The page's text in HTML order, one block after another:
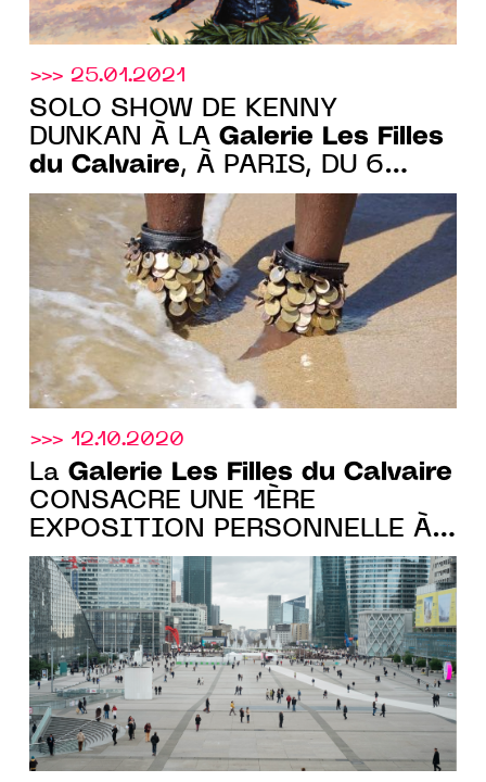
>>> 25.01.2021
SOLO SHOW DE KENNY
DUNKAN À LA Galerie Les Filles
du Calvaire, À PARIS, DU 6
MARS AU 22 MAI 2021
>>> 12.10.2020
La Galerie Les Filles du Calvaire
CONSACRE UNE 1ÈRE
EXPOSITION PERSONNELLE À
L'ARTISTE PAULIEN OLTHETEN,
JUSQU'AU 20 FÉVRIER 2021